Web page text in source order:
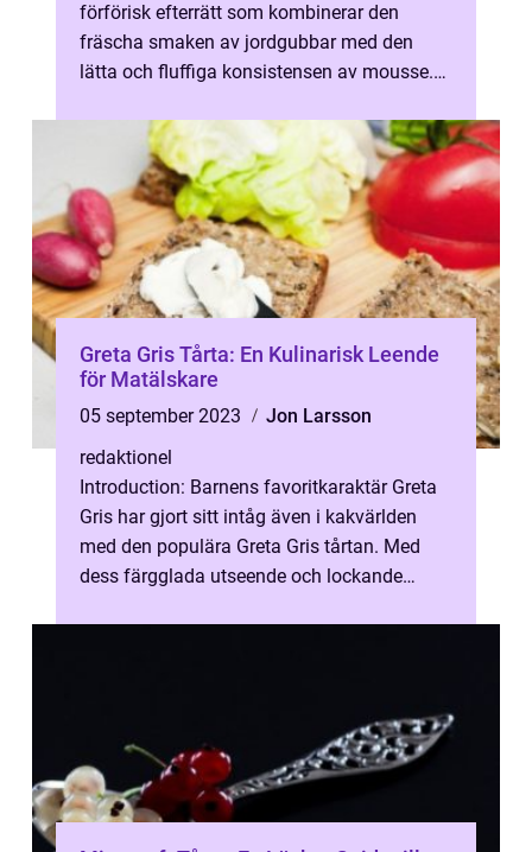
förförisk efterrätt som kombinerar den
fräscha smaken av jordgubbar med den
lätta och fluffiga konsistensen av mousse.
Greta Gris Tårta: En Kulinarisk Leende
för Matälskare
05 september 2023
Jon Larsson
redaktionel
Introduction: Barnens favoritkaraktär Greta
Gris har gjort sitt intåg även i kakvärlden
med den populära Greta Gris tårtan. Med
dess färgglada utseende och lockande